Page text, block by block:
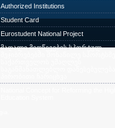
Authorized Institutions
Student Card
Eurostudent National Project
მაღალი მიღწევების სპორტულ